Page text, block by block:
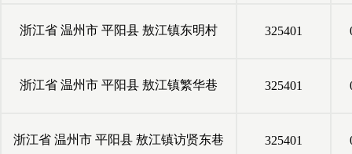
浙江省 温州市 平阳县 敖江镇东明村 325401
浙江省 温州市 平阳县 敖江镇繁华巷 325401
浙江省 温州市 平阳县 敖江镇访贤东巷 325401